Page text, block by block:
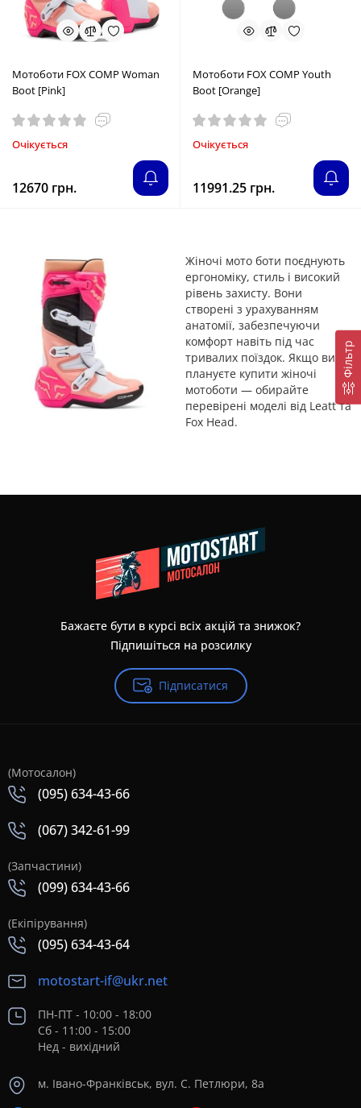
Фільтр
Мотоботи FOX COMP Woman
Boot [Pink]
Очікується
12670 грн.
Мотоботи FOX COMP Youth
Boot [Orange]
Очікується
11991.25 грн.
Жіночі мото боти поєднують
ергономіку, стиль і високий
рівень захисту. Вони
створені з урахуванням
анатомії, забезпечуючи
комфорт навіть під час
тривалих поїздок. Якщо ви
плануєте купити жіночі
мотоботи — обирайте
перевірені моделі від Leattта
Fox Head.
Бажаєте бути в курсі всіх акцій та знижок?
Підпишіться на розсилку
Підписатися
(Мотосалон)
(095) 634-43-66
(067) 342-61-99
(Запчастини)
(099) 634-43-66
(Екіпірування)
(095) 634-43-64
motostart-if@ukr.net
ПН-ПТ - 10:00 - 18:00
Сб - 11:00 - 15:00
Нед - вихідний
м. Івано-Франківськ, вул. С. Петлюри, 8а